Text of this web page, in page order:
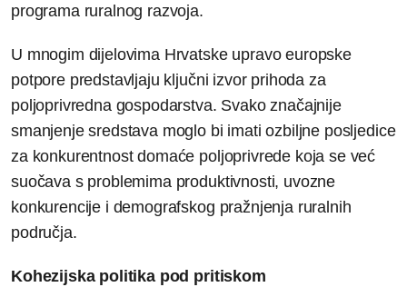
programa ruralnog razvoja.
U mnogim dijelovima Hrvatske upravo europske
potpore predstavljaju ključni izvor prihoda za
poljoprivredna gospodarstva. Svako značajnije
smanjenje sredstava moglo bi imati ozbiljne posljedice
za konkurentnost domaće poljoprivrede koja se već
suočava s problemima produktivnosti, uvozne
konkurencije i demografskog pražnjenja ruralnih
područja.
Kohezijska politika pod pritiskom